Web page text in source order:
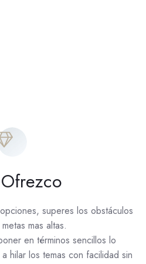
superes los obstáculos
mas altas.
en términos sencillos lo
hilar los temas con facilidad sin